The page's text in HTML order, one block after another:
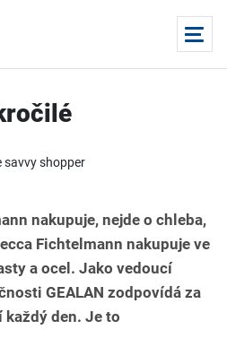
nakupuje, nejde o chleba,
Fichtelmann nakupuje ve
a ocel. Jako vedoucí
GEALAN zodpovídá za
každý den. Je to